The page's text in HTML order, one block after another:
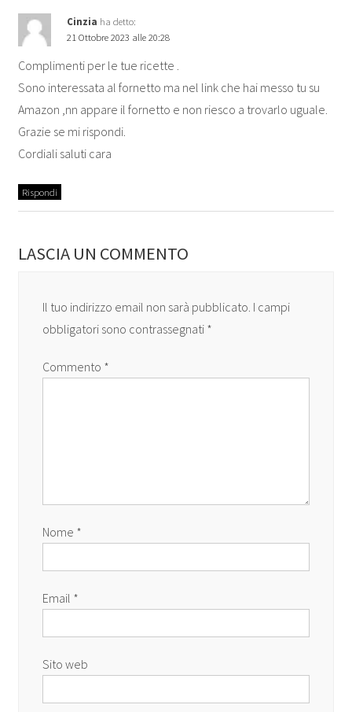
Cinzia ha detto:
21 Ottobre 2023 alle 20:28
Complimenti per le tue ricette .
Sono interessata al fornetto ma nel link che hai messo tu su
Amazon ,nn appare il fornetto e non riesco a trovarlo uguale.
Grazie se mi rispondi.
Cordiali saluti cara
Rispondi
LASCIA UN COMMENTO
Il tuo indirizzo email non sarà pubblicato. I campi
obbligatori sono contrassegnati *
Commento *
Nome *
Email *
Sito web